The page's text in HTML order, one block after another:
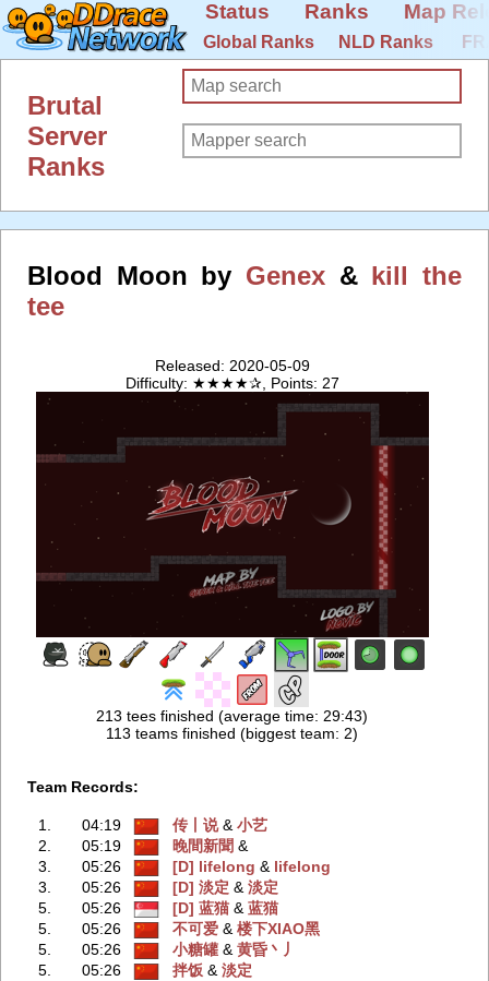
Status Ranks Map
Global Ranks NLD Ranks
Brutal
Server
Ranks
Blood Moon by Genex & kill the
tee
Released: 2020-05-09
Difficulty: ★★★★✰, Points: 27
213 tees finished (average time: 29:43)
113 teams finished (biggest team: 2)
Team Records:
1. 04:19 传丨说‭ &小艺
2.
05:19 晚間新聞 ‭ &
3.
05:26 [D] lifelong ‭ & lifelong
3.
05:26 [D] 淡定 ‭ &淡定
5.
05:26 [D] 蓝猫‭ &蓝猫
5.
05:26 不可爱‭ &楼下XIAO黑
5.
05:26 小糖罐‭ &黄昏丶丿
5.
05:26 拌饭‭ &淡定